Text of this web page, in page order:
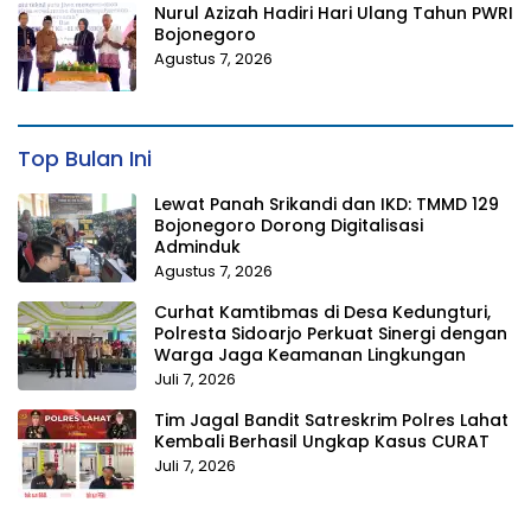
Nurul Azizah Hadiri Hari Ulang Tahun PWRI
Bojonegoro
Agustus 7, 2026
Top Bulan Ini
Lewat Panah Srikandi dan IKD: TMMD 129
Bojonegoro Dorong Digitalisasi
Adminduk
Agustus 7, 2026
Curhat Kamtibmas di Desa Kedungturi,
Polresta Sidoarjo Perkuat Sinergi dengan
Warga Jaga Keamanan Lingkungan
Juli 7, 2026
Tim Jagal Bandit Satreskrim Polres Lahat
Kembali Berhasil Ungkap Kasus CURAT
Juli 7, 2026